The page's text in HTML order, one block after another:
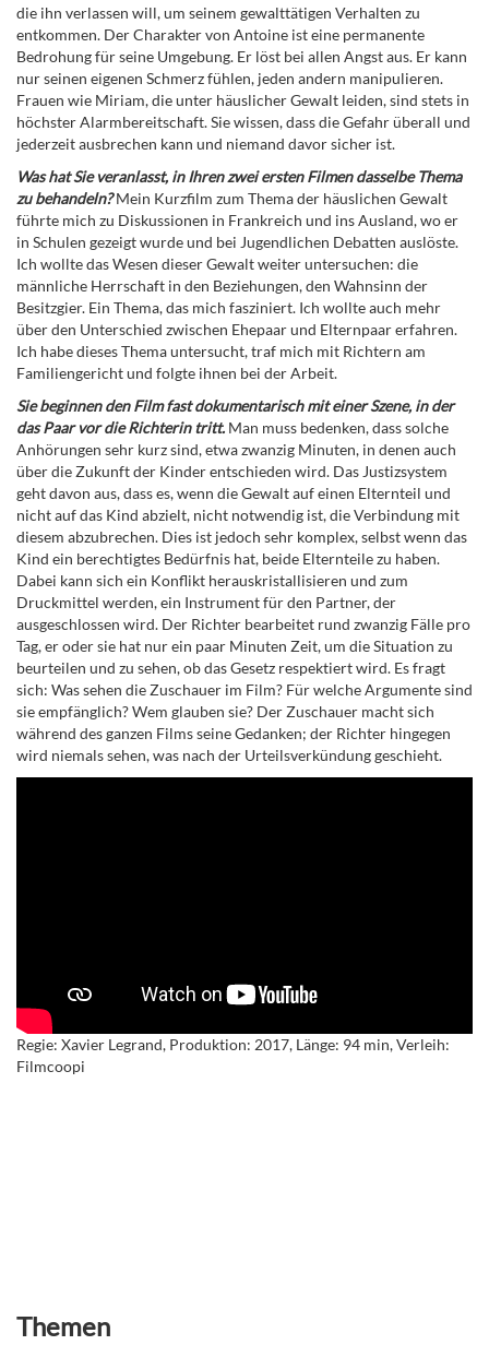
die ihn verlassen will, um seinem gewalttätigen Verhalten zu
entkommen. Der Charakter von Antoine ist eine permanente
Bedrohung für seine Umgebung. Er löst bei allen Angst aus. Er kann
nur seinen eigenen Schmerz fühlen, jeden andern manipulieren.
Frauen wie Miriam, die unter häuslicher Gewalt leiden, sind stets in
höchster Alarmbereitschaft. Sie wissen, dass die Gefahr überall und
jederzeit ausbrechen kann und niemand davor sicher ist.
Was hat Sie veranlasst, in Ihren zwei ersten Filmen dasselbe Thema
zu behandeln?Mein Kurzfilm zum Thema der häuslichen Gewalt
führte mich zu Diskussionen in Frankreich und ins Ausland, wo er
in Schulen gezeigt wurde und bei Jugendlichen Debatten auslöste.
Ich wollte das Wesen dieser Gewalt weiter untersuchen: die
männliche Herrschaft in den Beziehungen, den Wahnsinn der
Besitzgier. Ein Thema, das mich fasziniert. Ich wollte auch mehr
über den Unterschied zwischen Ehepaar und Elternpaar erfahren.
Ich habe dieses Thema untersucht, traf mich mit Richtern am
Familiengericht und folgte ihnen bei der Arbeit.
Sie beginnen den Film fast dokumentarisch mit einer Szene, in der
das Paar vor die Richterin tritt. Man muss bedenken, dass solche
Anhörungen sehr kurz sind, etwa zwanzig Minuten, in denen auch
über die Zukunft der Kinder entschieden wird. Das Justizsystem
geht davon aus, dass es, wenn die Gewalt auf einen Elternteil und
nicht auf das Kind abzielt, nicht notwendig ist, die Verbindung mit
diesem abzubrechen. Dies ist jedoch sehr komplex, selbst wenn das
Kind ein berechtigtes Bedürfnis hat, beide Elternteile zu haben.
Dabei kann sich ein Konflikt herauskristallisieren und zum
Druckmittel werden, ein Instrument für den Partner, der
ausgeschlossen wird. Der Richter bearbeitet rund zwanzig Fälle pro
Tag, er oder sie hat nur ein paar Minuten Zeit, um die Situation zu
beurteilen und zu sehen, ob das Gesetz respektiert wird. Es fragt
sich: Was sehen die Zuschauer im Film? Für welche Argumente sind
sie empfänglich? Wem glauben sie? Der Zuschauer macht sich
während des ganzen Films seine Gedanken; der Richter hingegen
wird niemals sehen, was nach der Urteilsverkündung geschieht.
Regie: Xavier Legrand, Produktion: 2017, Länge: 94 min, Verleih:
Filmcoopi
Themen